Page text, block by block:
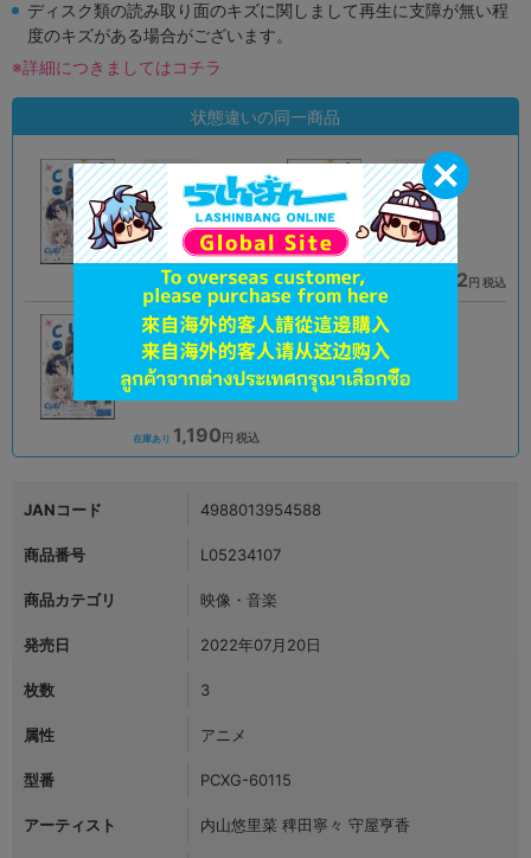
ディスク類の読み取り面のキズに関しまして再生に支障が無い程
度のキズがある場合がございます。
※詳細につきましてはコチラ
状態違いの同一商品
状態 :
オンライン
在庫あり 1,590円 税込
状態 : A
大阪梅田店
1,782円 税込
状態 :A
豊橋店
在庫あり 1,190円 税込
JANコード 4988013954588
商品番号 L05234107
商品カテゴリ 映像・音楽
発売日 2022年07月20日
枚数 3
属性 アニメ
型番 PCXG-60115
アーティスト 内山悠里菜 稗田寧々 守屋亨香